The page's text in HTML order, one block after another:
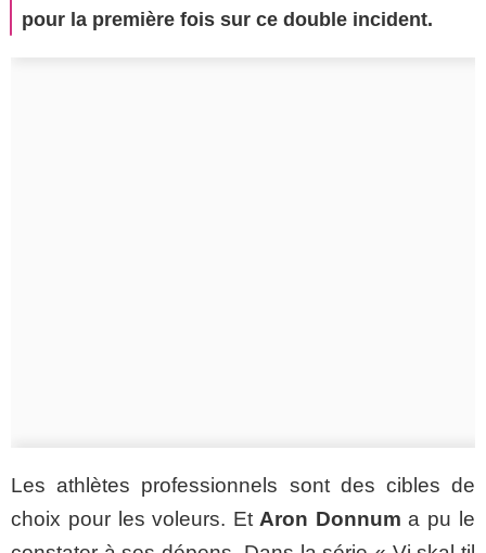
pour la première fois sur ce double incident.
Les athlètes professionnels sont des cibles de
choix pour les voleurs. Et Aron Donnuma pu le